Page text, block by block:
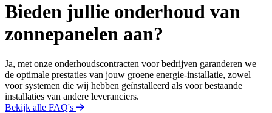
Bieden jullie onderhoud van
zonnepanelen aan?
Ja, met onze onderhoudscontracten voor bedrijven garanderen we
de optimale prestaties van jouw groene energie-installatie, zowel
voor systemen die wij hebben geïnstalleerd als voor bestaande
installaties van andere leveranciers.
Bekijk alle FAQ's